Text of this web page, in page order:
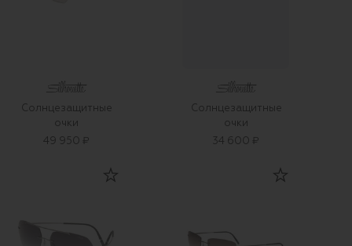
Солнцезащитные
очки
49 950 ₽
Солнцезащитные
очки
34 600 ₽